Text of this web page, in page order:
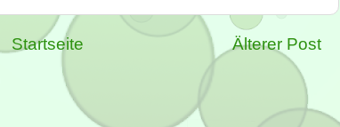
Älterer Post
Startseite